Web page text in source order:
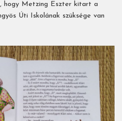
hogy Metzing Eszter kitart a
Úti Iskolának szüksége van